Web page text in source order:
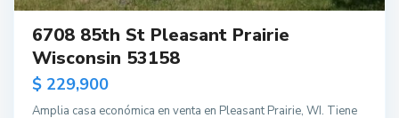
6708 85th St Pleasant Prairie
Wisconsin 53158
$ 229,900
Amplia casa económica en venta en Pleasant Prairie, WI. Tiene